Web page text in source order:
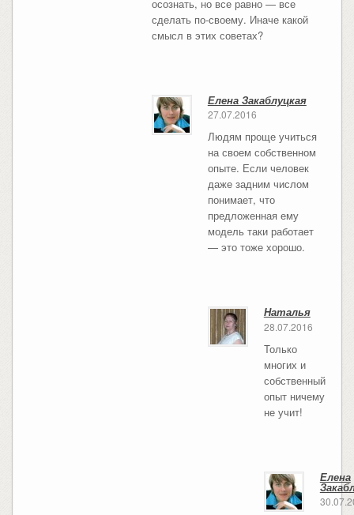
осознать, но все равно — все
сделать по-своему. Иначе какой
смысл в этих советах?
Елена Закаблуцкая
27.07.2016
Людям проще учиться
на своем собственном
опыте. Если человек
даже задним числом
понимает, что
предложенная ему
модель таки работает
— это тоже хорошо.
Наталья
28.07.2016
Только
многих и
собственный
опыт ничему
не учит!
Елена